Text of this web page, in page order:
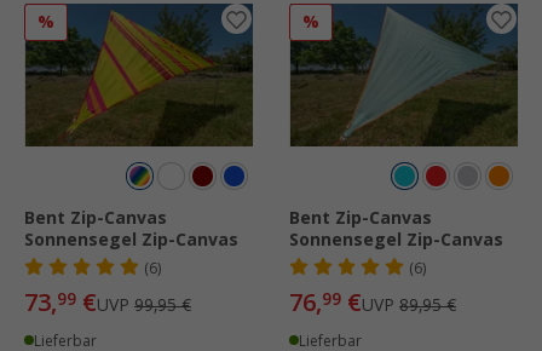
%
Bent Zip-Canvas
Sonnensegel Zip-Canvas
(6)
73,99 €UVP 99,95 €
Lieferbar
%
Bent Zip-Canvas
Sonnensegel Zip-Canvas
(6)
76,99 €UVP 89,95 €
Lieferbar